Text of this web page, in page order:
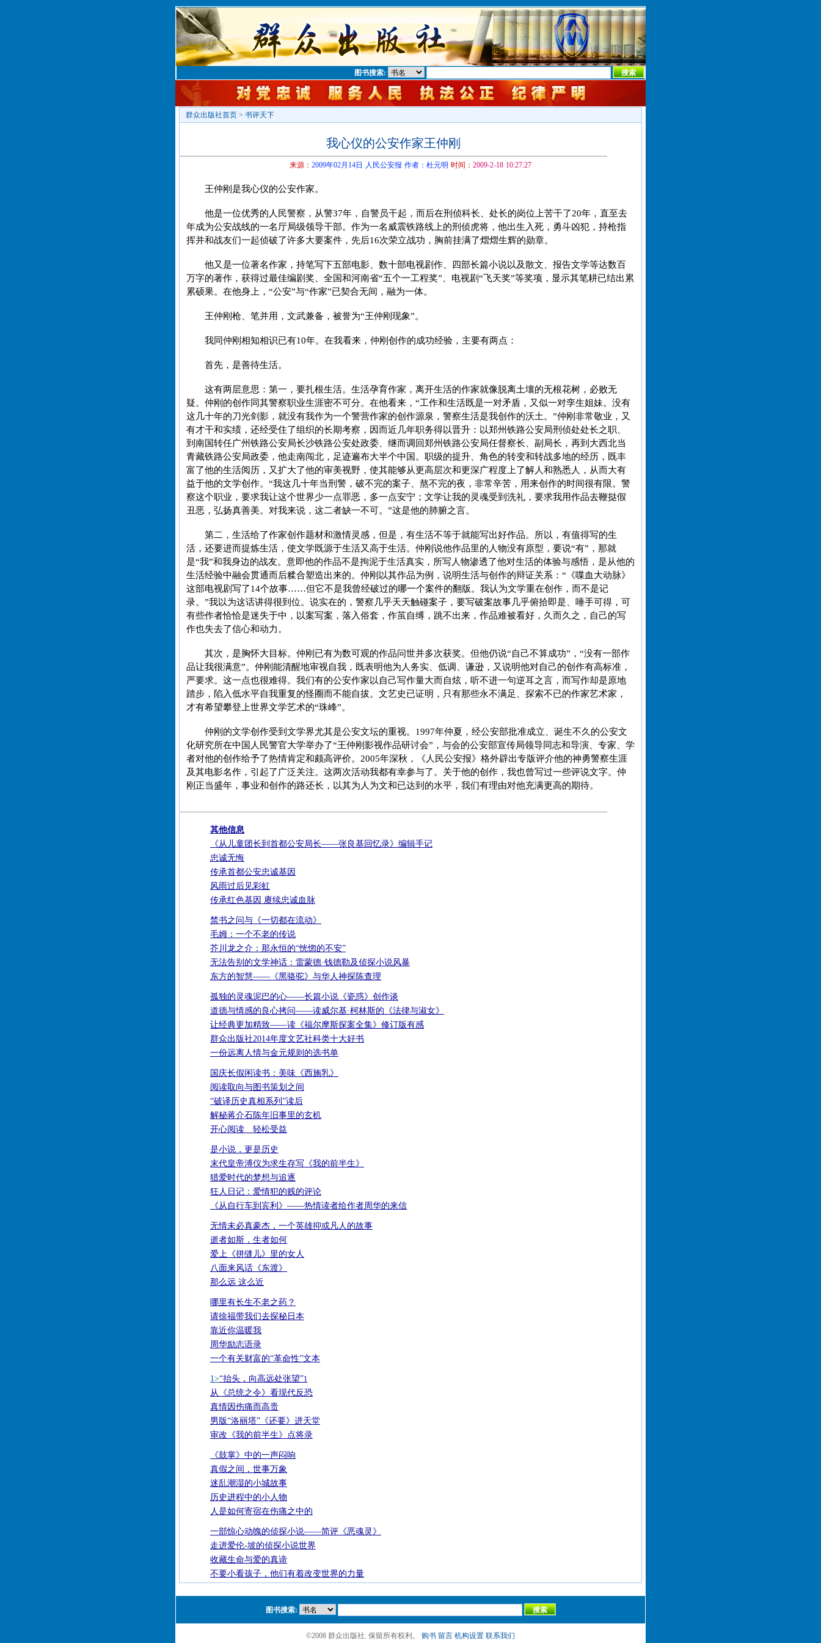
图书搜索:
群众出版社首页 > 书评天下
我心仪的公安作家王仲刚
来源： 2009年02月14日 人民公安报 作者：杜元明 时间： 2009-2-18 10:27:27
王仲刚是我心仪的公安作家。
他是一位优秀的人民警察，从警37年，自警员干起，而后在刑侦科长、处长的岗位上苦干了20年，直至去
年成为公安战线的一名厅局级领导干部。作为一名威震铁路线上的刑侦虎将，他出生入死，勇斗凶犯，持枪指
挥并和战友们一起侦破了许多大要案件，先后16次荣立战功，胸前挂满了熠熠生辉的勋章。
他又是一位著名作家，持笔写下五部电影、数十部电视剧作、四部长篇小说以及散文、报告文学等达数百
万字的著作，获得过最佳编剧奖、全国和河南省“五个一工程奖”、电视剧“飞天奖”等奖项，显示其笔耕已结出累
累硕果。在他身上，“公安”与“作家”已契合无间，融为一体。
王仲刚枪、笔并用，文武兼备，被誉为“王仲刚现象”。
我同仲刚相知相识已有10年。在我看来，仲刚创作的成功经验，主要有两点：
首先，是善待生活。
这有两层意思：第一，要扎根生活。生活孕育作家，离开生活的作家就像脱离土壤的无根花树，必败无
疑。仲刚的创作同其警察职业生涯密不可分。在他看来，“工作和生活既是一对矛盾，又似一对孪生姐妹。没有
这几十年的刀光剑影，就没有我作为一个警营作家的创作源泉，警察生活是我创作的沃土。”仲刚非常敬业，又
有才干和实绩，还经受住了组织的长期考察，因而近几年职务得以晋升：以郑州铁路公安局刑侦处处长之职、
到南国转任广州铁路公安局长沙铁路公安处政委、继而调回郑州铁路公安局任督察长、副局长，再到大西北当
青藏铁路公安局政委，他走南闯北，足迹遍布大半个中国。职级的提升、角色的转变和转战多地的经历，既丰
富了他的生活阅历，又扩大了他的审美视野，使其能够从更高层次和更深广程度上了解人和熟悉人，从而大有
益于他的文学创作。“我这几十年当刑警，破不完的案子、熬不完的夜，非常辛苦，用来创作的时间很有限。警
察这个职业，要求我让这个世界少一点罪恶，多一点安宁；文学让我的灵魂受到洗礼，要求我用作品去鞭挞假
丑恶，弘扬真善美。对我来说，这二者缺一不可。”这是他的肺腑之言。
第二，生活给了作家创作题材和激情灵感，但是，有生活不等于就能写出好作品。所以，有值得写的生
活，还要进而提炼生活，使文学既源于生活又高于生活。仲刚说他作品里的人物没有原型，要说“有”，那就
是“我”和我身边的战友。意即他的作品不是拘泥于生活真实，所写人物渗透了他对生活的体验与感悟，是从他的
生活经验中融会贯通而后糅合塑造出来的。仲刚以其作品为例，说明生活与创作的辩证关系：“《喋血大动脉》
这部电视剧写了14个故事……但它不是我曾经破过的哪一个案件的翻版。我认为文学重在创作，而不是记
录。”我以为这话讲得很到位。说实在的，警察几乎天天触碰案子，要写破案故事几乎俯拾即是、唾手可得，可
有些作者恰恰是迷失于中，以案写案，落入俗套，作茧自缚，跳不出来，作品难被看好，久而久之，自己的写
作也失去了信心和动力。
其次，是胸怀大目标。仲刚已有为数可观的作品问世并多次获奖。但他仍说“自己不算成功”，“没有一部作
品让我很满意”。仲刚能清醒地审视自我，既表明他为人务实、低调、谦逊，又说明他对自己的创作有高标准，
严要求。这一点也很难得。我们有的公安作家以自己写作量大而自炫，听不进一句逆耳之言，而写作却是原地
踏步，陷入低水平自我重复的怪圈而不能自拔。文艺史已证明，只有那些永不满足、探索不已的作家艺术家，
才有希望攀登上世界文学艺术的“珠峰”。
仲刚的文学创作受到文学界尤其是公安文坛的重视。1997年仲夏，经公安部批准成立、诞生不久的公安文
化研究所在中国人民警官大学举办了“王仲刚影视作品研讨会”，与会的公安部宣传局领导同志和导演、专家、学
者对他的创作给予了热情肯定和颇高评价。2005年深秋，《人民公安报》格外辟出专版评介他的神勇警察生涯
及其电影名作，引起了广泛关注。这两次活动我都有幸参与了。关于他的创作，我也曾写过一些评说文字。仲
刚正当盛年，事业和创作的路还长，以其为人为文和已达到的水平，我们有理由对他充满更高的期待。
其他信息
《从儿童团长到首都公安局长——张良基回忆录》编辑手记
忠诚无悔
传承首都公安忠诚基因
风雨过后见彩虹
传承红色基因 赓续忠诚血脉
禁书之问与《一切都在流动》
毛姆：一个不老的传说
芥川龙之介：那永恒的“恍惚的不安”
无法告别的文学神话：雷蒙德·钱德勒及侦探小说风暴
东方的智慧——《黑骆驼》与华人神探陈查理
孤独的灵魂泥巴的心——长篇小说《瓷惑》创作谈
道德与情感的良心拷问——读威尔基·柯林斯的《法律与淑女》
让经典更加精致——读《福尔摩斯探案全集》修订版有感
群众出版社2014年度文艺社科类十大好书
一份远离人情与金元规则的选书单
国庆长假闲读书：美味《西施乳》
阅读取向与图书策划之间
“破译历史真相系列”读后
解秘蒋介石陈年旧事里的玄机
开心阅读 轻松受益
是小说，更是历史
末代皇帝溥仪为求生存写《我的前半生》
猎爱时代的梦想与追逐
狂人日记：爱情犯的贱的评论
《从自行车到宾利》——热情读者给作者周华的来信
无情未必真豪杰，一个英雄抑或凡人的故事
逝者如斯，生者如何
爱上《拼缝儿》里的女人
八面来风话《东渡》
那么远 这么近
哪里有长生不老之药？
请徐福带我们去探秘日本
靠近你温暖我
周华励志语录
一个有关财富的“革命性”文本
1>“抬头，向高远处张望”1
从《总统之令》看现代反恐
真情因伤痛而高贵
男版“洛丽塔”《还要》进天堂
审改《我的前半生》点将录
《鼓掌》中的一声闷响
真假之间，世事万象
迷乱潮湿的小城故事
历史进程中的小人物
人是如何寄宿在伤痛之中的
一部惊心动魄的侦探小说——简评《恶魂灵》
走进爱伦-坡的侦探小说世界
收藏生命与爱的真谛
不要小看孩子，他们有着改变世界的力量
图书搜索:
©2008 群众出版社. 保留所有权利。 购书 留言 机构设置 联系我们